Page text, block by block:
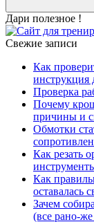
Дари полезное !
Свежие записи
Как
Проверка
Почему
причины и
Обмотки
Как резать
Как
оставалась
Зачем
(все рано-